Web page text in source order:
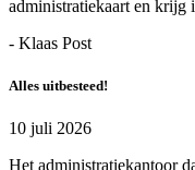
administratiekaart en krijg
- Klaas Post
Alles uitbesteed!
10 juli 2026
Het administratiekantoor